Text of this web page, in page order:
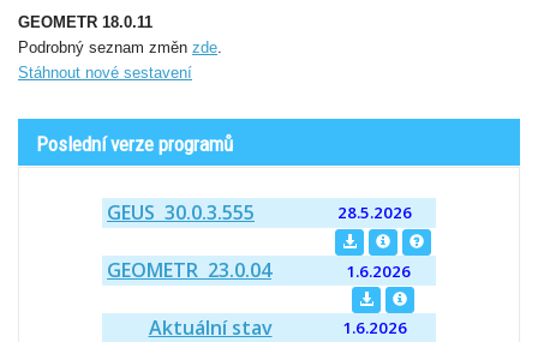
GEOMETR 18.0.11
Podrobný seznam změn zde.
Stáhnout nové sestavení
Poslední verze programů
GEUS 30.0.3.555 28.5.2026
GEOMETR 23.0.04 1.6.2026
Aktuální stav 1.6.2026